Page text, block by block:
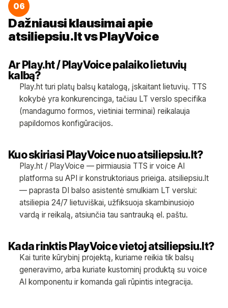
06
Dažniausi klausimai apie
atsiliepsiu.lt vs PlayVoice
Ar Play.ht / PlayVoice palaiko lietuvių
kalbą?
Play.ht turi platų balsų katalogą, įskaitant lietuvių. TTS
kokybė yra konkurencinga, tačiau LT verslo specifika
(mandagumo formos, vietiniai terminai) reikalauja
papildomos konfigūracijos.
Kuo skiriasi PlayVoice nuo atsiliepsiu.lt?
Play.ht / PlayVoice — pirmiausia TTS ir voice AI
platforma su API ir konstruktoriaus prieiga. atsiliepsiu.lt
— paprasta DI balso asistentė smulkiam LT verslui:
atsiliepia 24/7 lietuviškai, užfiksuoja skambinusiojo
vardą ir reikalą, atsiunčia tau santrauką el. paštu.
Kada rinktis PlayVoice vietoj atsiliepsiu.lt?
Kai turite kūrybinį projektą, kuriame reikia tik balsų
generavimo, arba kuriate kustominį produktą su voice
AI komponentu ir komanda gali rūpintis integracija.